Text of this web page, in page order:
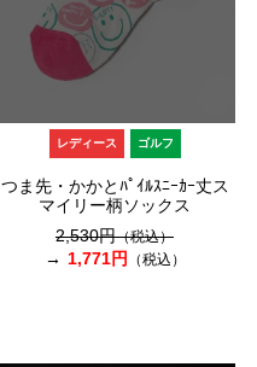
レディース ゴルフ
つま先・かかとﾊﾟｲﾙｽﾆｰｶｰ丈ス
マイリー柄ソックス
2,530円（税込）
1,771円 （税込）